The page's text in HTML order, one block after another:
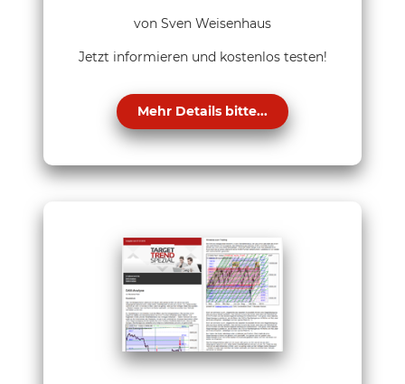
von Sven Weisenhaus
Jetzt informieren und kostenlos testen!
Mehr Details bitte...